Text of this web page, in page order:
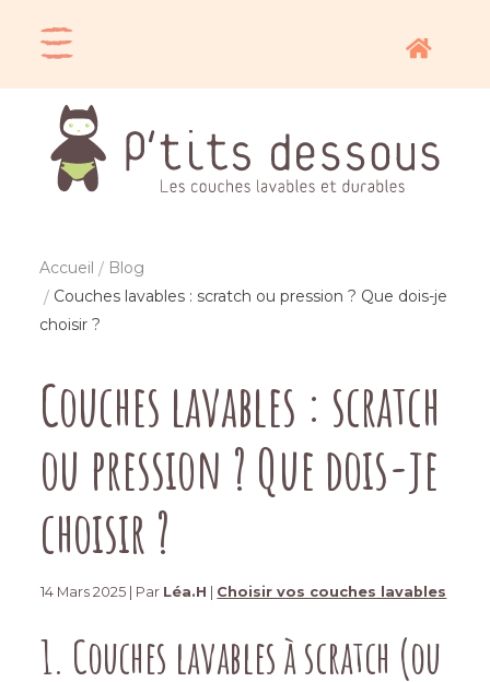
Accueil
Blog
Couches lavables : scratch ou pression ? Que dois-je
choisir ?
Couches lavables : scratch
ou pression ? Que dois-je
choisir ?
14 Mars 2025 | Par Léa.H Choisir vos couches lavables
1. Couches lavables à scratch (ou